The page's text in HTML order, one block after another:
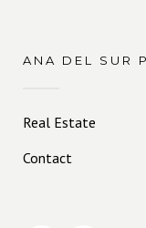
ANA DEL SUR
Real Estate
Contact